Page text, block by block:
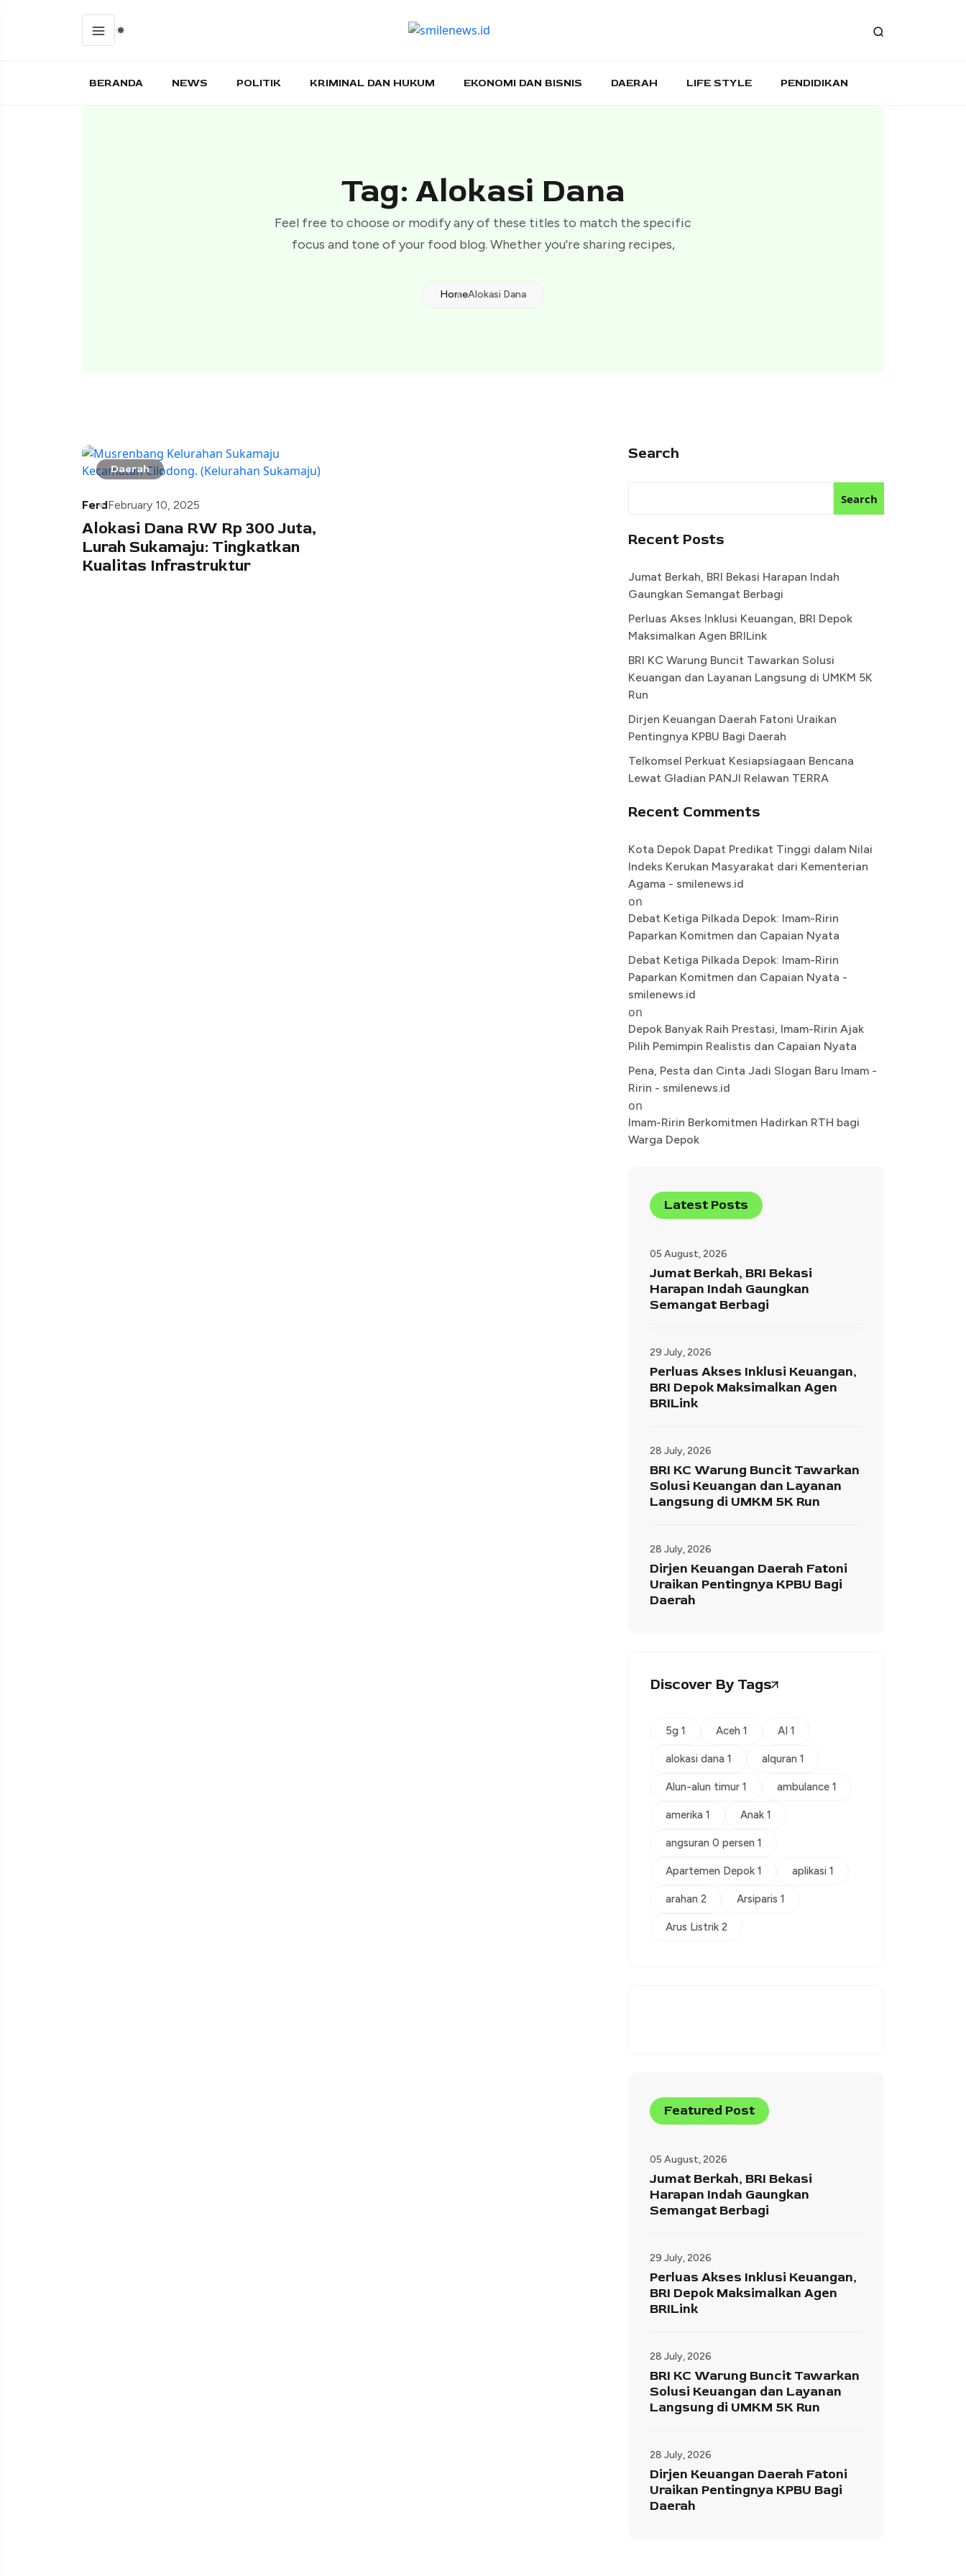
BERANDA NEWS POLITIK KRIMINAL DAN HUKUM EKONOMI DAN BISNIS DAERAH LIFE STYLE PENDIDIKAN
Tag: Alokasi Dana
Feel free to choose or modify any of these titles to match the specific
focus and tone of your food blog. Whether you're sharing recipes,
HomeAlokasi Dana
Daerah
FerdFebruary 10, 2025
Alokasi Dana RW Rp 300 Juta,
Lurah Sukamaju: Tingkatkan
Kualitas Infrastruktur
Search
Search
Recent Posts
Jumat Berkah, BRI Bekasi Harapan Indah
Gaungkan Semangat Berbagi
Perluas Akses Inklusi Keuangan, BRI Depok
Maksimalkan Agen BRILink
BRI KC Warung Buncit Tawarkan Solusi
Keuangan dan Layanan Langsung di UMKM 5K
Run
Dirjen Keuangan Daerah Fatoni Uraikan
Pentingnya KPBU Bagi Daerah
Telkomsel Perkuat Kesiapsiagaan Bencana
Lewat Gladian PANJI Relawan TERRA
Recent Comments
Kota Depok Dapat Predikat Tinggi dalam Nilai
Indeks Kerukan Masyarakat dari Kementerian
Agama - smilenews.id
on
Debat Ketiga Pilkada Depok: Imam-Ririn
Paparkan Komitmen dan Capaian Nyata
Debat Ketiga Pilkada Depok: Imam-Ririn
Paparkan Komitmen dan Capaian Nyata -
smilenews.id
on
Depok Banyak Raih Prestasi, Imam-Ririn Ajak
Pilih Pemimpin Realistis dan Capaian Nyata
Pena, Pesta dan Cinta Jadi Slogan Baru Imam -
Ririn - smilenews.id
on
Imam-Ririn Berkomitmen Hadirkan RTH bagi
Warga Depok
Latest Posts
05 August, 2026
Jumat Berkah, BRI Bekasi
Harapan Indah Gaungkan
Semangat Berbagi
29 July, 2026
Perluas Akses Inklusi Keuangan,
BRI Depok Maksimalkan Agen
BRILink
28 July, 2026
BRI KC Warung Buncit Tawarkan
Solusi Keuangan dan Layanan
Langsung di UMKM 5K Run
28 July, 2026
Dirjen Keuangan Daerah Fatoni
Uraikan Pentingnya KPBU Bagi
Daerah
Discover By Tags
5g 1 Aceh 1 AI 1
alokasi dana 1 alquran 1
Alun-alun timur 1 ambulance 1
amerika 1 Anak 1
angsuran 0 persen 1
Apartemen Depok 1 aplikasi 1
arahan 2 Arsiparis 1
Arus Listrik 2
Featured Post
05 August, 2026
Jumat Berkah, BRI Bekasi
Harapan Indah Gaungkan
Semangat Berbagi
29 July, 2026
Perluas Akses Inklusi Keuangan,
BRI Depok Maksimalkan Agen
BRILink
28 July, 2026
BRI KC Warung Buncit Tawarkan
Solusi Keuangan dan Layanan
Langsung di UMKM 5K Run
28 July, 2026
Dirjen Keuangan Daerah Fatoni
Uraikan Pentingnya KPBU Bagi
Daerah